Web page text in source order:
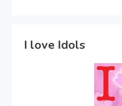
I love Idols